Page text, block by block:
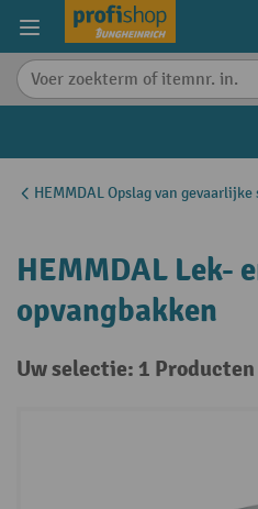
content
HEMMDAL Opslag van
HEMMDAL Lek-
opvangbakken
Uw selectie: 1 Producten